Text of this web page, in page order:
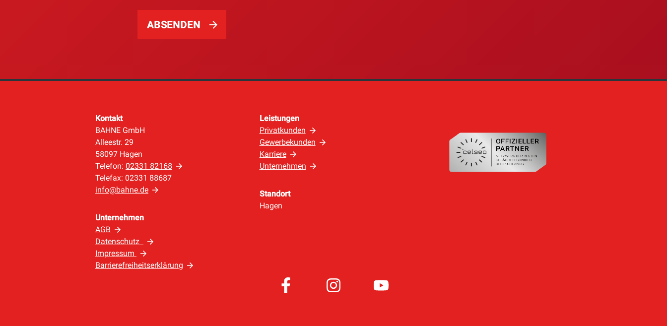
ABSENDEN
Kontakt
BAHNE GmbH
Alleestr. 29
58097 Hagen
Telefon: 02331 82168
Telefax: 02331 88687
info@bahne.de
Unternehmen
AGB
Datenschutz
Impressum
Barrierefreiheitserklärung
Leistungen
Privatkunden
Gewerbekunden
Karriere
Unternehmen
Standort
Hagen